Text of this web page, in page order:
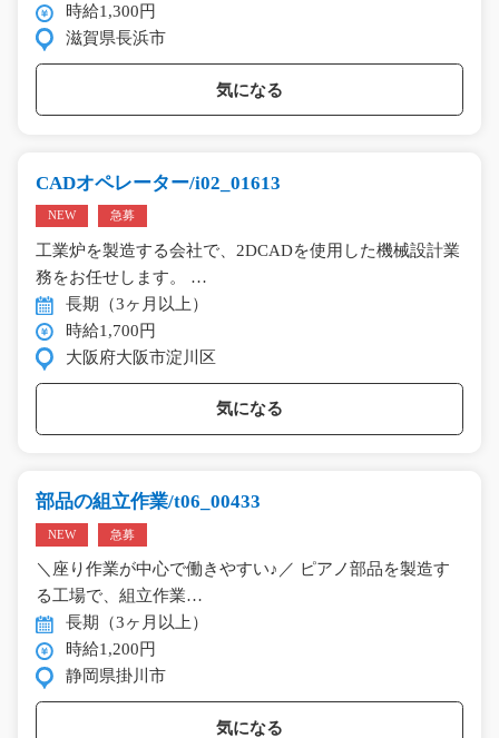
時給1,300円
滋賀県長浜市
気になる
CADオペレーター/i02_01613
NEW 急募
工業炉を製造する会社で、2DCADを使用した機械設計業
務をお任せします。 …
長期（3ヶ月以上）
時給1,700円
大阪府大阪市淀川区
気になる
部品の組立作業/t06_00433
NEW 急募
＼座り作業が中心で働きやすい♪／ ピアノ部品を製造す
る工場で、組立作業…
長期（3ヶ月以上）
時給1,200円
静岡県掛川市
気になる